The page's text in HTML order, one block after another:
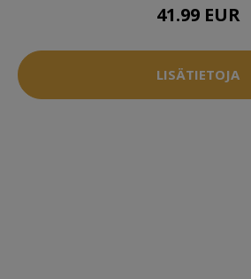
41.99 EUR
LISÄTIETOJA